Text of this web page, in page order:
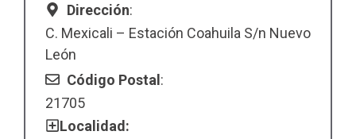
Dirección:
C. Mexicali – Estación Coahuila S/n Nuevo
León
Código Postal:
21705
Localidad: